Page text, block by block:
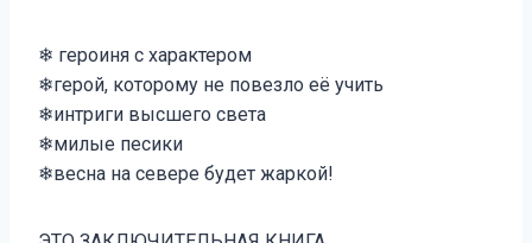
❄ героиня с характером
❄герой, которому не повезло её учить
❄интриги высшего света
❄милые песики
❄весна на севере будет жаркой!